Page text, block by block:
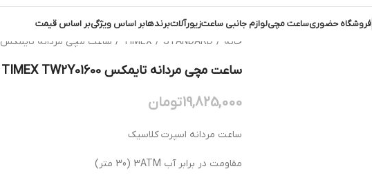
فروشگاه حضوریساعت مچیلوازم جانبی ساعتزیورآلاتبرندهابر اساس ویژگیبر اساس قیمت
خانه /
TIMEX / STANDARD
/ ساعت مچی مردانه تایمکس TIMEX TW2Y01600
ساعت مچی مردانه تایمکس TIMEX TW2Y01600
19,825,000تومان
ساعت مردانه اسپرت کلاسیک
مقاومت در برابر آب 3ATM (30 متر)